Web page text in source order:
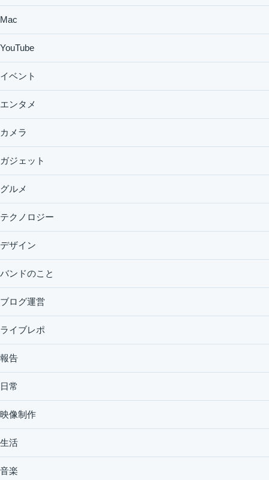
Mac
YouTube
イベント
エンタメ
カメラ
ガジェット
グルメ
テクノロジー
デザイン
バンドのこと
ブログ運営
ライブレポ
報告
日常
映像制作
生活
音楽